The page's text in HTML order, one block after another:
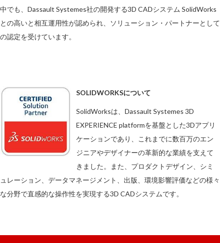
中でも、Dassault Systemes社の開発する3D CADシステム SolidWorks
との高いと相互運用性が認められ、ソリューション・パートナーとして
の認定を受けています。
SOLIDWORKSについて
SolidWorksは、Dassault Systemes 3D
EXPERIENCE platformを基盤とした3Dアプリ
ケーションであり、これまでに数百万のエン
ジニアやデザイナーの革新的な業績を支えて
きました。また、プロダクトデザイン、シミ
ュレーション、データマネージメント、出版、環境影響評価などの様々
な分野で直感的な操作性を実現する3D CADシステムです。